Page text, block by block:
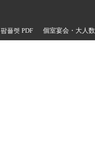
팜플렛 PDF 個室宴会・大人